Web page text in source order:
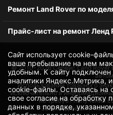
Сайт использует cookie-
ваше пребывание на нем
удобным. К cайту подключен
аналитики Яндекс.Метрика,
cookie-файлы. Оставаясь на
своесогласие на обработку
данных в порядке,
Ремонт Land Rover по
Прайс-лист на ремонт Ленд
© 2010-2026Сервис Land Rover
Использование товарного
исключительно в
не требует получения
Защита данных и